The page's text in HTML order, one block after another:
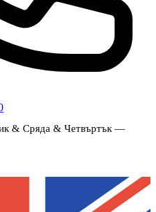
& Сряда & Четвъртък —